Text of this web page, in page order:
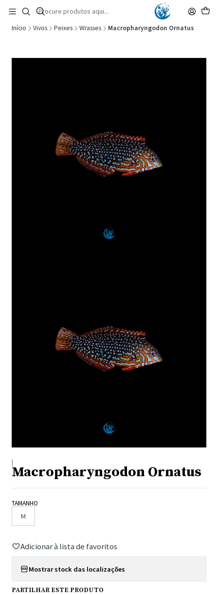
🚚 Portugal Continental: Portes Grátis desde 149,90€ (Envio extresso: 14,90€)
Ler mais
Início Vivos Peixes Wrasses Macropharyngodon Ornatus
|
Macropharyngodon Ornatus
TAMANHO
M
Adicionar à lista de favoritos
Mostrar stock das localizações
PARTILHAR ESTE PRODUTO